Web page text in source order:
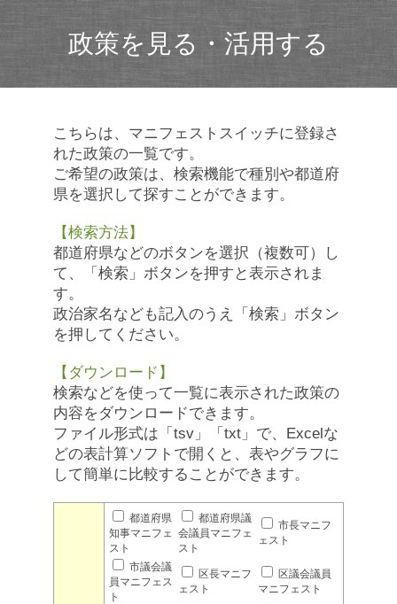
政策を見る・活用する
こちらは、マニフェストスイッチに登録さ
れた政策の一覧です。
ご希望の政策は、検索機能で種別や都道府
県を選択して探すことができます。
【検索方法】
都道府県などのボタンを選択（複数可）し
て、「検索」ボタンを押すと表示されま
す。
政治家名なども記入のうえ「検索」ボタン
を押してください。
【ダウンロード】
検索などを使って一覧に表示された政策の
内容をダウンロードできます。
ファイル形式は「tsv」「txt」で、Excelな
どの表計算ソフトで開くと、表やグラフに
して簡単に比較することができます。
都道府県
知事マニフェ
スト
都道府県議
会議員マニフェ
スト
市長マニフ
ェスト
市議会議
員マニフェス
ト
区長マニフ
ェスト
区議会議員
マニフェスト